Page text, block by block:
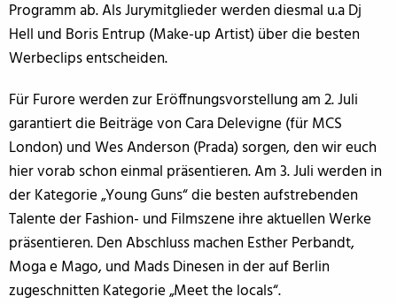
Programm ab. Als Jurymitglieder werden diesmal u.a Dj
Hell und Boris Entrup (Make-up Artist) über die besten
Werbeclips entscheiden.
Für Furore werden zur Eröffnungsvorstellung am 2. Juli
garantiert die Beiträge von Cara Delevigne (für MCS
London) und Wes Anderson (Prada) sorgen, den wir euch
hier vorab schon einmal präsentieren. Am 3. Juli werden in
der Kategorie „Young Guns“ die besten aufstrebenden
Talente der Fashion- und Filmszene ihre aktuellen Werke
präsentieren. Den Abschluss machen Esther Perbandt,
Moga e Mago, und Mads Dinesen in der auf Berlin
zugeschnitten Kategorie „Meet the locals“.